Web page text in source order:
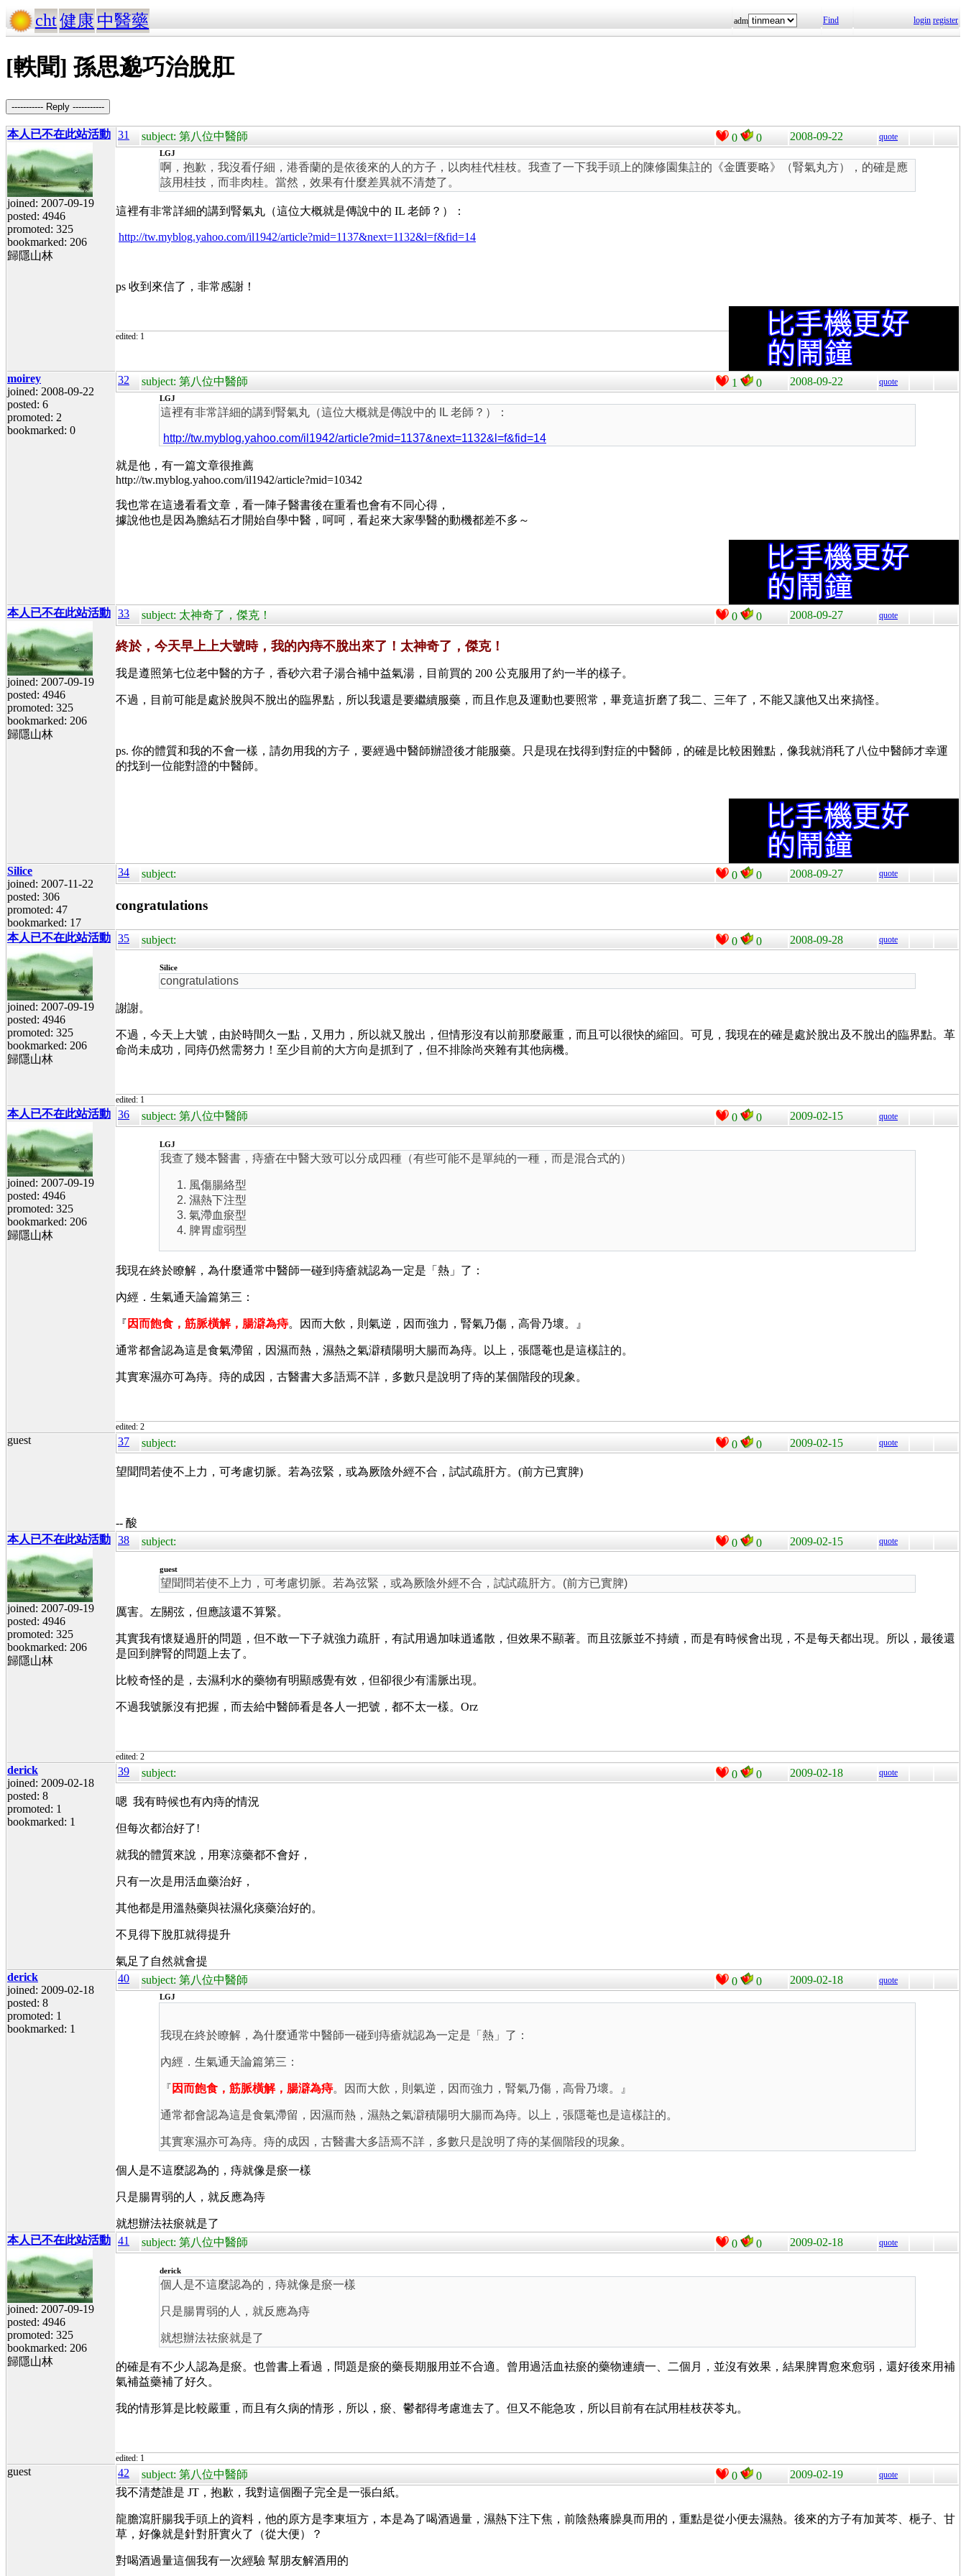
cht健康 中醫藥 adm Find login register
[軼聞] 孫思邈巧治脫肛
----------- Reply -----------
本人已不在此站活動
joined: 2007-09-19
posted: 4946
promoted: 325
bookmarked: 206
歸隱山林
31 subject: 第八位中醫師 0 0 2008-09-22 quote
LGJ
啊，抱歉，我沒看仔細，港香蘭的是依後來的人的方子，以肉桂代桂枝。我查了一下我手頭上的陳修園集註的《金匱要略》（腎氣丸方），的確是應
該用桂技，而非肉桂。當然，效果有什麼差異就不清楚了。
這裡有非常詳細的講到腎氣丸（這位大概就是傳說中的 IL 老師？）：
http://tw.myblog.yahoo.com/il1942/article?mid=1137&next=1132&l=f&fid=14
ps 收到來信了，非常感謝！
edited: 1
moirey
joined: 2008-09-22
posted: 6
promoted: 2
bookmarked: 0
32 subject: 第八位中醫師 1 0 2008-09-22 quote
LGJ
這裡有非常詳細的講到腎氣丸（這位大概就是傳說中的 IL 老師？）：
http://tw.myblog.yahoo.com/il1942/article?mid=1137&next=1132&l=f&fid=14
就是他，有一篇文章很推薦
http://tw.myblog.yahoo.com/il1942/article?mid=10342
我也常在這邊看看文章，看一陣子醫書後在重看也會有不同心得，
據說他也是因為膽結石才開始自學中醫，呵呵，看起來大家學醫的動機都差不多～
本人已不在此站活動
joined: 2007-09-19
posted: 4946
promoted: 325
bookmarked: 206
歸隱山林
33 subject: 太神奇了，傑克！ 0 0 2008-09-27 quote
終於，今天早上上大號時，我的內痔不脫出來了！太神奇了，傑克！
我是遵照第七位老中醫的方子，香砂六君子湯合補中益氣湯，目前買的 200 公克服用了約一半的樣子。
不過，目前可能是處於脫與不脫出的臨界點，所以我還是要繼續服藥，而且作息及運動也要照常，畢竟這折磨了我二、三年了，不能又讓他又出來搞怪。
ps. 你的體質和我的不會一樣，請勿用我的方子，要經過中醫師辦證後才能服藥。只是現在找得到對症的中醫師，的確是比較困難點，像我就消秏了八位中醫師才幸運
的找到一位能對證的中醫師。
Silice
joined: 2007-11-22
posted: 306
promoted: 47
bookmarked: 17
34 subject: 0 0 2008-09-27 quote
congratulations
本人已不在此站活動
joined: 2007-09-19
posted: 4946
promoted: 325
bookmarked: 206
歸隱山林
35 subject: 0 0 2008-09-28 quote
Silice
congratulations
謝謝。
不過，今天上大號，由於時間久一點，又用力，所以就又脫出，但情形沒有以前那麼嚴重，而且可以很快的縮回。可見，我現在的確是處於脫出及不脫出的臨界點。革
命尚未成功，同痔仍然需努力！至少目前的大方向是抓到了，但不排除尚夾雜有其他病機。
edited: 1
本人已不在此站活動
joined: 2007-09-19
posted: 4946
promoted: 325
bookmarked: 206
歸隱山林
36 subject: 第八位中醫師 0 0 2009-02-15 quote
LGJ
我查了幾本醫書，痔瘡在中醫大致可以分成四種（有些可能不是單純的一種，而是混合式的）
風傷腸絡型
濕熱下注型
氣滯血瘀型
脾胃虛弱型
我現在終於瞭解，為什麼通常中醫師一碰到痔瘡就認為一定是「熱」了：
內經．生氣通天論篇第三：
『 因而飽食，筋脈橫解，腸澼為痔。因而大飲，則氣逆，因而強力，腎氣乃傷，高骨乃壞。』
通常都會認為這是食氣滯留，因濕而熱，濕熱之氣澼積陽明大腸而為痔。以上，張隱菴也是這樣註的。
其實寒濕亦可為痔。痔的成因，古醫書大多語焉不詳，多數只是說明了痔的某個階段的現象。
edited: 2
guest 37 subject: 0 0 2009-02-15 quote
望聞問若使不上力，可考慮切脈。若為弦緊，或為厥陰外經不合，試試疏肝方。(前方已實脾)
-- 酸
本人已不在此站活動
joined: 2007-09-19
posted: 4946
promoted: 325
bookmarked: 206
歸隱山林
38 subject: 0 0 2009-02-15 quote
guest
望聞問若使不上力，可考慮切脈。若為弦緊，或為厥陰外經不合，試試疏肝方。(前方已實脾)
厲害。左關弦，但應該還不算緊。
其實我有懷疑過肝的問題，但不敢一下子就強力疏肝，有試用過加味逍遙散，但效果不顯著。而且弦脈並不持續，而是有時候會出現，不是每天都出現。所以，最後還
是回到脾腎的問題上去了。
比較奇怪的是，去濕利水的藥物有明顯感覺有效，但卻很少有濡脈出現。
不過我號脈沒有把握，而去給中醫師看是各人一把號，都不太一樣。Orz
edited: 2
derick
joined: 2009-02-18
posted: 8
promoted: 1
bookmarked: 1
39 subject: 0 0 2009-02-18 quote
嗯 我有時候也有內痔的情況
但每次都治好了!
就我的體質來說，用寒涼藥都不會好，
只有一次是用活血藥治好，
其他都是用溫熱藥與祛濕化痰藥治好的。
不見得下脫肛就得提升
氣足了自然就會提
derick
joined: 2009-02-18
posted: 8
promoted: 1
bookmarked: 1
40 subject: 第八位中醫師 0 0 2009-02-18 quote
LGJ
我現在終於瞭解，為什麼通常中醫師一碰到痔瘡就認為一定是「熱」了：
內經．生氣通天論篇第三：
『 因而飽食，筋脈橫解，腸澼為痔。因而大飲，則氣逆，因而強力，腎氣乃傷，高骨乃壞。』
通常都會認為這是食氣滯留，因濕而熱，濕熱之氣澼積陽明大腸而為痔。以上，張隱菴也是這樣註的。
其實寒濕亦可為痔。痔的成因，古醫書大多語焉不詳，多數只是說明了痔的某個階段的現象。
個人是不這麼認為的，痔就像是瘀一樣
只是腸胃弱的人，就反應為痔
就想辦法祛瘀就是了
本人已不在此站活動
joined: 2007-09-19
posted: 4946
promoted: 325
bookmarked: 206
歸隱山林
41 subject: 第八位中醫師 0 0 2009-02-18 quote
derick
個人是不這麼認為的，痔就像是瘀一樣
只是腸胃弱的人，就反應為痔
就想辦法祛瘀就是了
的確是有不少人認為是瘀。也曾書上看過，問題是瘀的藥長期服用並不合適。曾用過活血袪瘀的藥物連續一、二個月，並沒有效果，結果脾胃愈來愈弱，還好後來用補
氣補益藥補了好久。
我的情形算是比較嚴重，而且有久病的情形，所以，瘀、鬱都得考慮進去了。但又不能急攻，所以目前有在試用桂枝茯苓丸。
edited: 1
guest 42 subject: 第八位中醫師 0 0 2009-02-19 quote
我不清楚誰是 JT，抱歉，我對這個圈子完全是一張白紙。
龍膽瀉肝腸我手頭上的資料，他的原方是李東垣方，本是為了喝酒過量，濕熱下注下焦，前陰熱癢臊臭而用的，重點是從小便去濕熱。後來的方子有加黃芩、梔子、甘
草，好像就是針對肝實火了（從大便）？
對喝酒過量這個我有一次經驗 幫朋友解酒用的